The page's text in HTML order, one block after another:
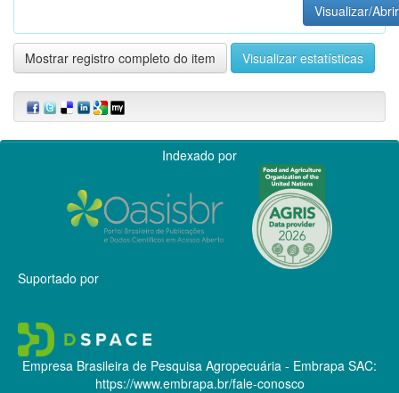
Visualizar/Abrir
Mostrar registro completo do item Visualizar estatísticas
Indexado por
Suportado por
Empresa Brasileira de Pesquisa Agropecuária - Embrapa SAC:
https://www.embrapa.br/fale-conosco